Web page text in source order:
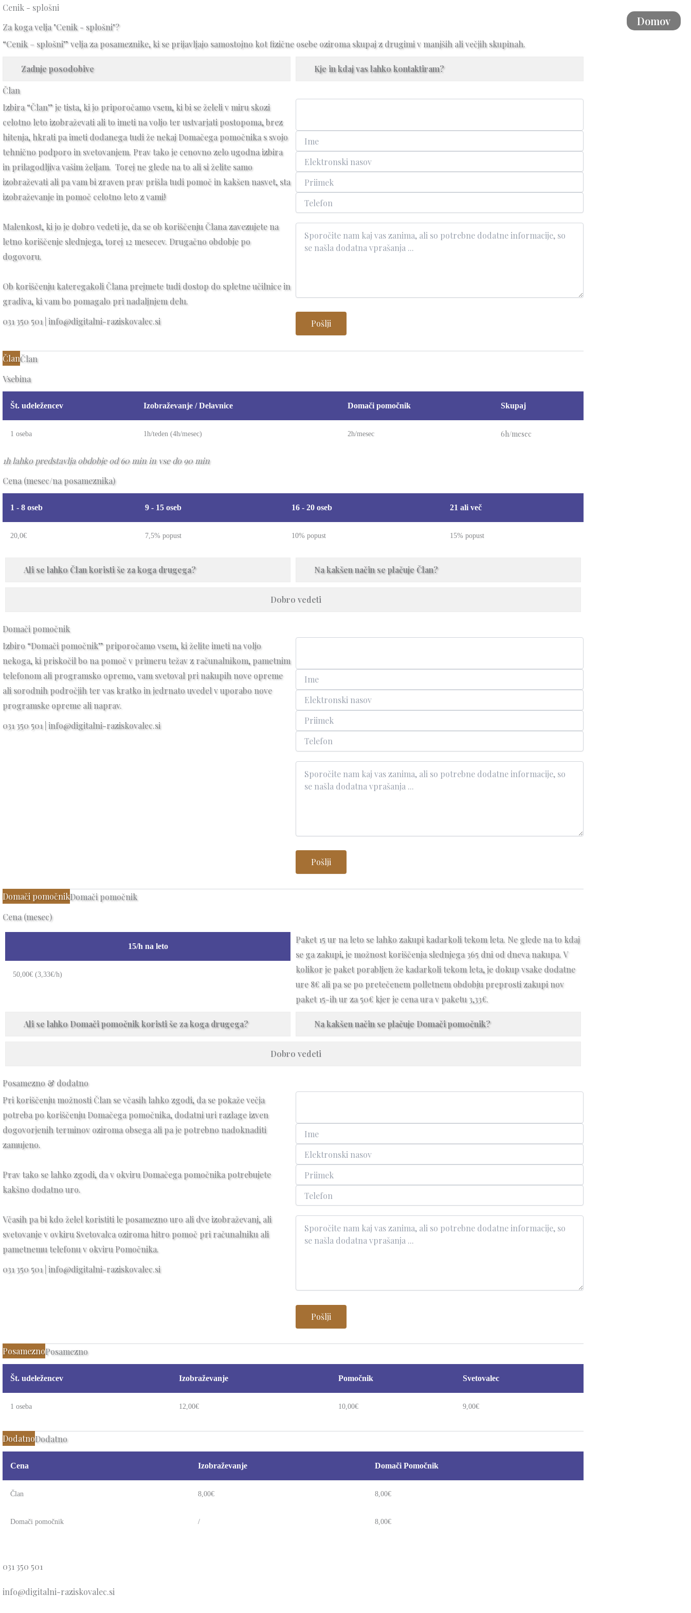
Skip
to
Domov
Cenik - splošni
Za koga velja "Cenik - splošni"?
“Cenik – splošni” velja za posameznike, ki se prijavljajo samostojno kot fizične osebe oziroma skupaj z drugimi v manjših ali večjih skupinah.
Zadnje posodobive
Kje in kdaj vas lahko kontaktiram?
Član
Izbira “Član” je tista, ki jo priporočamo vsem, ki bi se želeli v miru skozi
celotno leto izobraževati ali to imeti na voljo ter ustvarjati postopoma, brez
hitenja, hkrati pa imeti dodanega tudi že nekaj Domačega pomočnika s svojo
tehnično podporo in svetovanjem. Prav tako je cenovno zelo ugodna izbira
in prilagodljiva vašim željam. Torej ne glede na to ali si želite samo
izobraževati ali pa vam bi zraven prav prišla tudi pomoč in kakšen nasvet, sta
izobraževanje in pomoč celotno leto z vami!
Malenkost, ki jo je dobro vedeti je, da se ob koriščenju Člana zavezujete na
letno koriščenje slednjega, torej 12 mesecev. Drugačno obdobje po
dogovoru.
Ob koriščenju kateregakoli Člana prejmete tudi dostop do spletne učilnice in
gradiva, ki vam bo pomagalo pri nadaljnjem delu.
031 350 501 | info@digitalni-raziskovalec.si
ČlanČlan
Vsebina
Št. udeležencev Izobraževanje / Delavnice Domači pomočnik Skupaj
1 oseba 1h/teden (4h/mesec) 2h/mesec 6h/mesec
1h lahko predstavlja obdobje od 60 min in vse do 90 min
Cena (mesec/na posameznika)
1 - 8 oseb 9 - 15 oseb 16 - 20 oseb 21 ali več
20,0€ 7,5% popust 10% popust 15% popust
Ali se lahko Član koristi še za koga drugega? Na kakšen način se plačuje Član?
Dobro vedeti
Domači pomočnik
Izbiro “Domači pomočnik” priporočamo vsem, ki želite imeti na voljo
nekoga, ki priskočil bo na pomoč v primeru težav z računalnikom, pametnim
telefonom ali programsko opremo, vam svetoval pri nakupih nove opreme
ali sorodnih področjih ter vas kratko in jedrnato uvedel v uporabo nove
programske opreme ali naprav.
031 350 501 | info@digitalni-raziskovalec.si
Domači pomočnikDomači pomočnik
Cena (mesec)
15/h na leto
50,00€ (3,33€/h)
Paket 15 ur na leto se lahko zakupi kadarkoli tekom leta. Ne glede na to kdaj
se ga zakupi, je možnost koriščenja slednjega 365 dni od dneva nakupa. V
kolikor je paket porabljen že kadarkoli tekom leta, je dokup vsake dodatne
ure 8€ ali pa se po pretečenem polletnem obdobju preprosti zakupi nov
paket 15-ih ur za 50€ kjer je cena ura v paketu 3,33€.
Ali se lahko Domači pomočnik koristi še za koga drugega? Na kakšen način se plačuje Domači pomočnik?
Dobro vedeti
Posamezno & dodatno
Pri koriščenju možnosti Član se včasih lahko zgodi, da se pokaže večja
potreba po koriščenju Domačega pomočnika, dodatni uri razlage izven
dogovorjenih terminov oziroma obsega ali pa je potrebno nadoknaditi
zamujeno.
Prav tako se lahko zgodi, da v okviru Domačega pomočnika potrebujete
kakšno dodatno uro.
Včasih pa bi kdo želel koristiti le posamezno uro ali dve izobraževanj, ali
svetovanje v ovkiru Svetovalca oziroma hitro pomoč pri računalniku ali
pametnemu telefonu v okviru Pomočnika.
031 350 501 | info@digitalni-raziskovalec.si
PosameznoPosamezno
Št. udeležencev Izobraževanje Pomočnik Svetovalec
1 oseba 12,00€ 10,00€ 9,00€
DodatnoDodatno
Cena Izobraževanje Domači Pomočnik
Član 8,00€ 8,00€
Domači pomočnik / 8,00€
031 350 501
info@digitalni-raziskovalec.si